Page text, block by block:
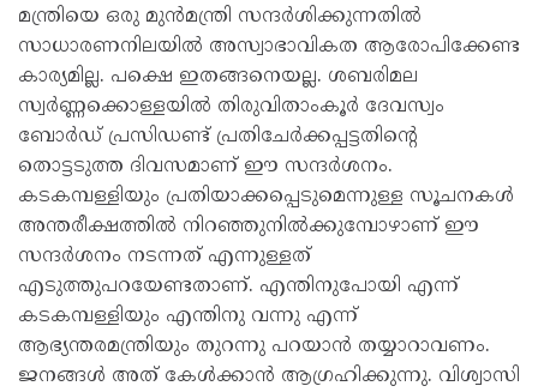
മന്ത്രിയെ ഒരു മുൻമന്ത്രി സന്ദർശിക്കുന്നതിൽ
സാധാരണനിലയിൽ അസ്വാഭാവികത ആരോപിക്കേണ്ട
കാര്യമില്ല. പക്ഷെ ഇതങ്ങനെയല്ല. ശബരിമല
സ്വർണ്ണക്കൊള്ളയിൽ തിരുവിതാംകൂർ ദേവസ്വം
ബോർഡ് പ്രസിഡണ്ട് പ്രതിചേർക്കപ്പട്ടതിന്റെ
തൊട്ടടുത്ത ദിവസമാണ് ഈ സന്ദർശനം.
കടകമ്പള്ളിയും പ്രതിയാക്കപ്പെടുമെന്നുള്ള സൂചനകൾ
അന്തരീക്ഷത്തിൽ നിറഞ്ഞുനിൽക്കുമ്പോഴാണ് ഈ
സന്ദർശനം നടന്നത് എന്നുള്ളത്
എടുത്തുപറയേണ്ടതാണ്. എന്തിനുപോയി എന്ന്
കടകമ്പള്ളിയും എന്തിനു വന്നു എന്ന്
ആഭ്യന്തരമന്ത്രിയും തുറന്നു പറയാൻ തയ്യാറാവണം.
ജനങ്ങൾ അത് കേൾക്കാൻ ആഗ്രഹിക്കുന്നു. വിശ്വാസി